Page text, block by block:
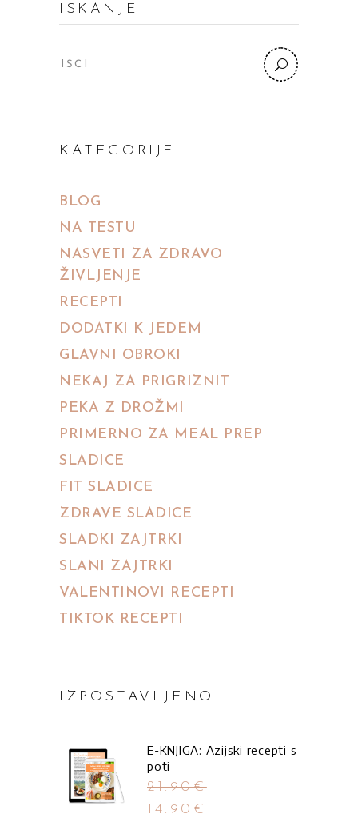
ISKANJE
Search
KATEGORIJE
BLOG
NA TESTU
NASVETI ZA ZDRAVO
ŽIVLJENJE
RECEPTI
DODATKI K JEDEM
GLAVNI OBROKI
NEKAJ ZA PRIGRIZNIT
PEKA Z DROŽMI
PRIMERNO ZA MEAL PREP
SLADICE
FIT SLADICE
ZDRAVE SLADICE
SLADKI ZAJTRKI
SLANI ZAJTRKI
VALENTINOVI RECEPTI
TIKTOK RECEPTI
IZPOSTAVLJENO
E-KNJIGA: Azijski recepti s
poti
21.90€
Izvirna
14.90 €